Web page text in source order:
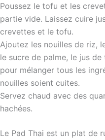
Poussez le tofu et les
partie vide. Laissez cuire
crevettes et le tofu.
Ajoutez les nouilles de riz,
le sucre de palme, le jus
pour mélanger tous les
nouilles soient cuites.
Servez chaud avec des
hachées.
Le Pad Thai est un plat de